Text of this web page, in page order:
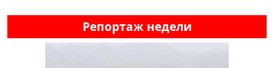
Репортаж недели